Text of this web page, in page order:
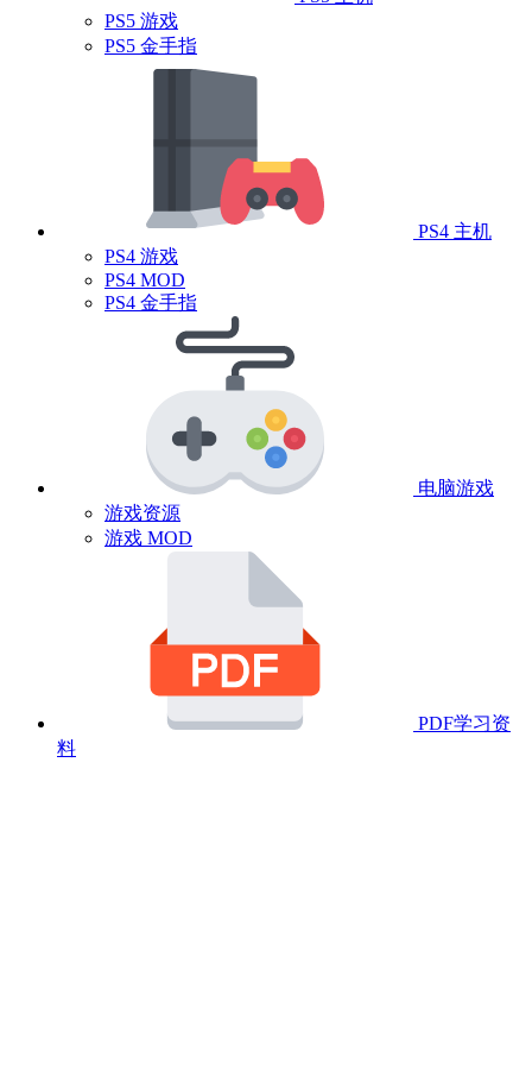
PS5 游戏
PS5 金手指
PS4 主机
PS4 游戏
PS4 MOD
PS4 金手指
电脑游戏
游戏资源
游戏 MOD
PDF学习资
料